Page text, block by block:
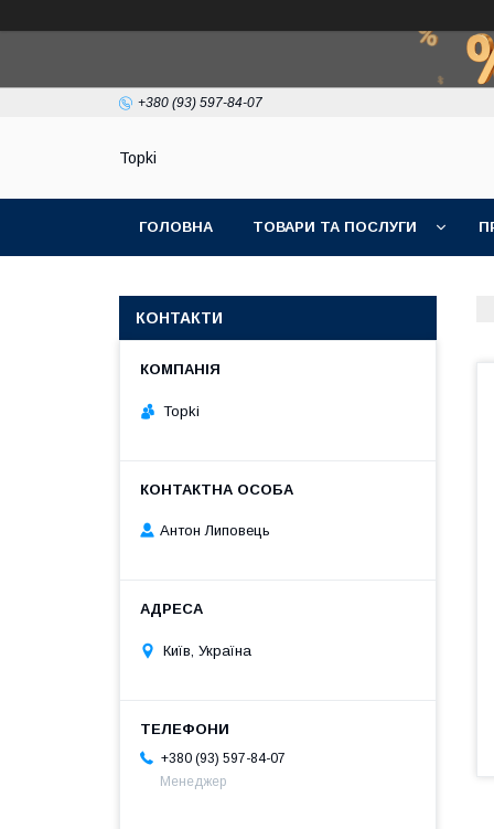
+380 (93) 597-84-07
Topki
ГОЛОВНА ТОВАРИ ТА ПОСЛУГИ
КОНТАКТИ
Topki
Антон Липовець
Київ, Україна
+380 (93) 597-84-07
Менеджер